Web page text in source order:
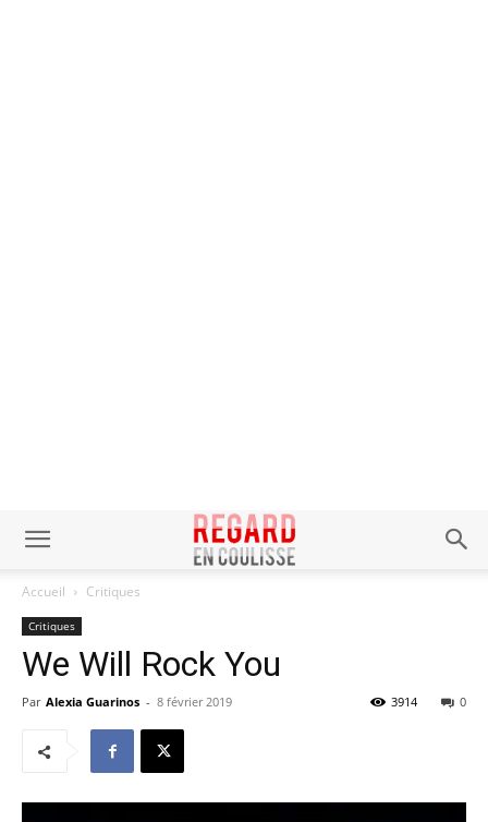
Accueil Critiques
Critiques
We Will Rock You
Par Alexia Guarinos - 8 février 2019 0
3914